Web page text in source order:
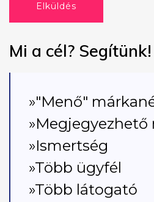
Elküldés
Mi a cél? Segítünk!
»"Menő"
»Megjegyezhető
»Ismertség
»Több ügyfél
»Több látogató